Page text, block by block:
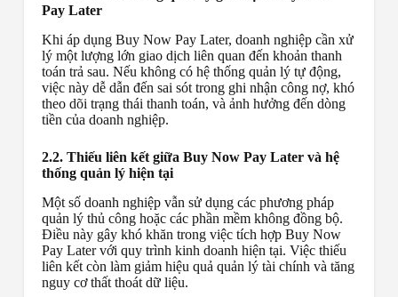
Pay Later
Khi áp dụng Buy Now Pay Later, doanh nghiệp cần xử
lý một lượng lớn giao dịch liên quan đến khoản thanh
toán trả sau. Nếu không có hệ thống quản lý tự động,
việc này dễ dẫn đến sai sót trong ghi nhận công nợ, khó
theo dõi trạng thái thanh toán, và ảnh hưởng đến dòng
tiền của doanh nghiệp.
2.2. Thiếu liên kết giữa Buy Now Pay Later và hệ
thống quản lý hiện tại
Một số doanh nghiệp vẫn sử dụng các phương pháp
quản lý thủ công hoặc các phần mềm không đồng bộ.
Điều này gây khó khăn trong việc tích hợp Buy Now
Pay Later với quy trình kinh doanh hiện tại. Việc thiếu
liên kết còn làm giảm hiệu quả quản lý tài chính và tăng
nguy cơ thất thoát dữ liệu.